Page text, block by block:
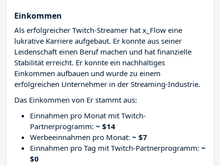
Einkommen
Als erfolgreicher Twitch-Streamer hat x_Flow eine
lukrative Karriere aufgebaut. Er konnte aus seiner
Leidenschaft einen Beruf machen und hat finanzielle
Stabilität erreicht. Er konnte ein nachhaltiges
Einkommen aufbauen und wurde zu einem
erfolgreichen Unternehmer in der Streaming-Industrie.
Das Einkommen von Er stammt aus:
Einnahmen pro Monat mit Twitch-
Partnerprogramm: ~ $14
Werbeeinnahmen pro Monat: ~ $7
Einnahmen pro Tag mit Twitch-Partnerprogramm: ~
$0